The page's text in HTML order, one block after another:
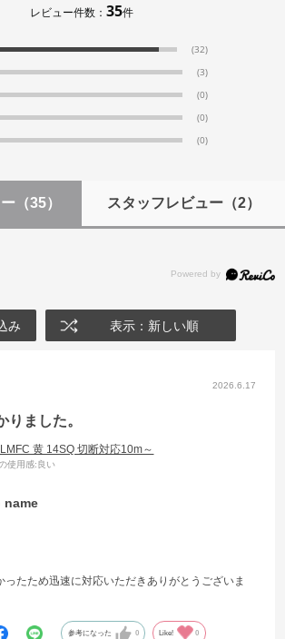
レビュー件数： 35件
(32)
(3)
(0)
(0)
(0)
（35） スタッフレビュー（2）
み 表示：新しい順
2026.6.17
りました。
黄 14SQ 切断対応10m～
使用感:良い
name
ったため迅速に対応いただきありがとうございま
参考になった 0 Like! 0